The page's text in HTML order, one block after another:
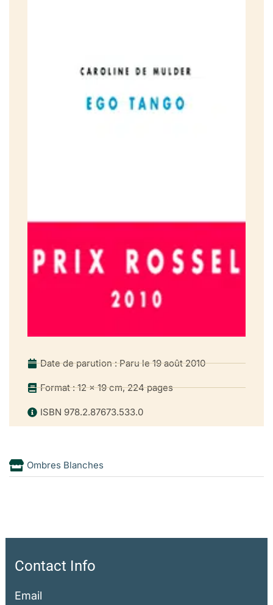
Date de parution : Paru le 19 août 2010
Format : 12 x 19 cm, 224 pages
ISBN 978.2.87673.533.0
Ombres Blanches
Contact Info
Email